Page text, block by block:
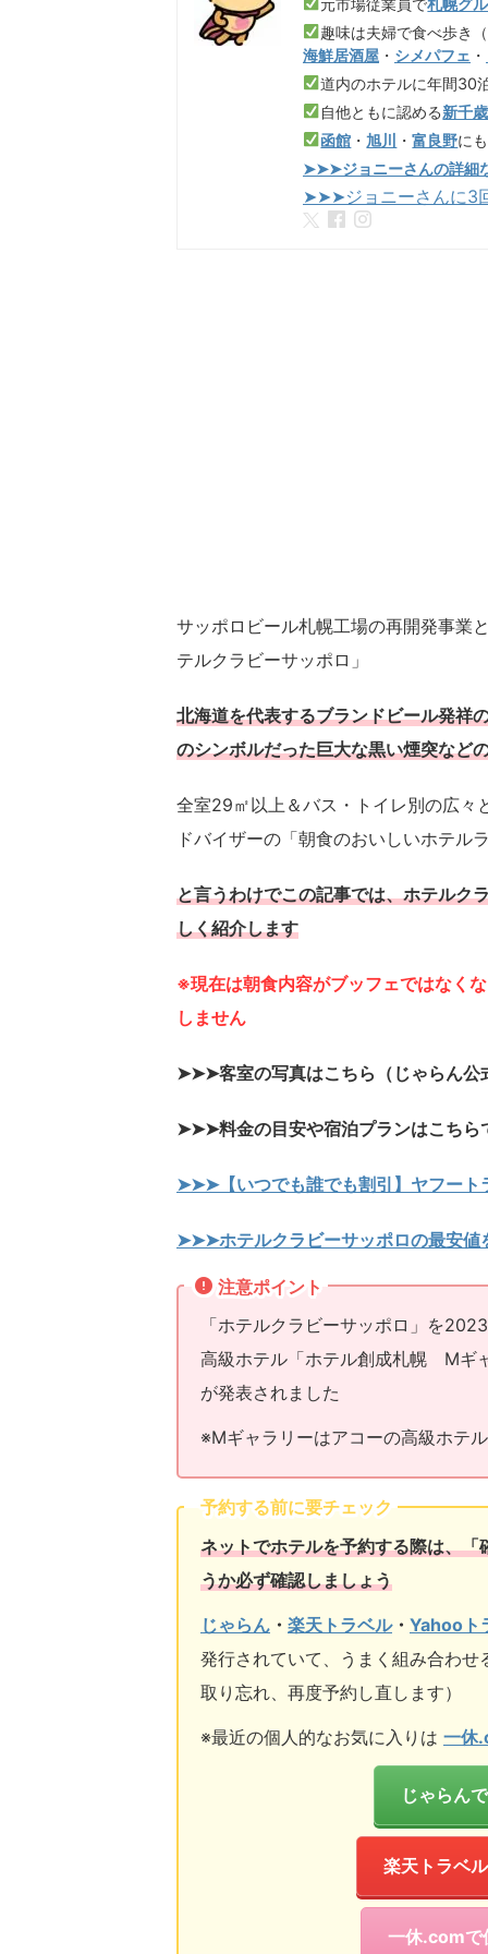
趣味は夫婦で食べ歩き（
海鮮居酒屋 ・ シメパフェ ・
道内のホテルに年間30
自他ともに認める新千
函館 ・旭川 ・富良野に
➤➤➤ジョニーさんの詳細
➤➤➤ジョニーさんに3
サッポロビール札幌工場の再開発事業
テルクラビーサッポロ」
北海道を代表するブランドビール発祥
のシンボルだった巨大な黒い煙突など
全室29㎡以上＆バス・トイレ別の広々
ドバイザーの「朝食のおいしいホテル
と言うわけでこの記事では、ホテルク
しく紹介します
※現在は朝食内容がブッフェではなく
しません
➤➤➤客室の写真はこちら（じゃらん公
➤➤➤料金の目安や宿泊プランはこちら
➤➤➤【いつでも誰でも割引】ヤフート
➤➤➤ホテルクラビーサッポロの最安値
注意ポイント
「ホテルクラビーサッポロ」を
高級ホテル「ホテル創成札幌 Mギ
が発表されました
※Mギャラリーはアコーの高級ホテ
予約する前に要チェック
ネットでホテルを予約する際は、
うか必ず確認しましょう
じゃらん ・ 楽天トラベル・ Yahooト
発行されていて、うまく組み合わ
取り忘れ、再度予約し直します）
※最近の個人的なお気に入りは 一休
じゃらん
楽天トラベ
一休.comで